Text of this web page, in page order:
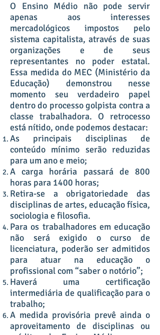
O Ensino Médio não pode servir
apenas aos interesses
mercadológicos impostos pelo
sistema capitalista, através de suas
organizações e de seus
representantes no poder estatal.
Essa medida do MEC (Ministério da
Educação) demonstrou nesse
momento seu verdadeiro papel
dentro do processo golpista contra a
classe trabalhadora. O retrocesso
está nítido, onde podemos destacar:
As principais disciplinas de
conteúdo mínimo serão reduzidas
para um ano e meio;
A carga horária passará de 800
horas para 1400 horas;
Retira-se a obrigatoriedade das
disciplinas de artes, educação física,
sociologia e filosofia.
Para os trabalhadores em educação
não será exigido o curso de
licenciatura, poderão ser admitidos
para atuar na educação o
profissional com “saber o notório”;
Haverá uma certificação
intermediária de qualificação para o
trabalho;
A medida provisória prevê ainda o
aproveitamento de disciplinas ou